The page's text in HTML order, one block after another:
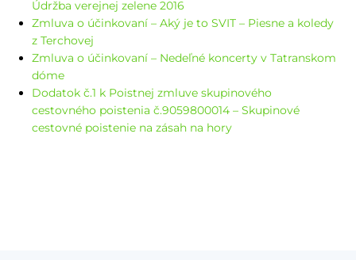
Údržba verejnej zelene 2016
Zmluva o účinkovaní – Aký je to SVIT – Piesne a koledy
z Terchovej
Zmluva o účinkovaní – Nedeľné koncerty v Tatranskom
dóme
Dodatok č.1 k Poistnej zmluve skupinového
cestovného poistenia č.9059800014 – Skupinové
cestovné poistenie na zásah na hory